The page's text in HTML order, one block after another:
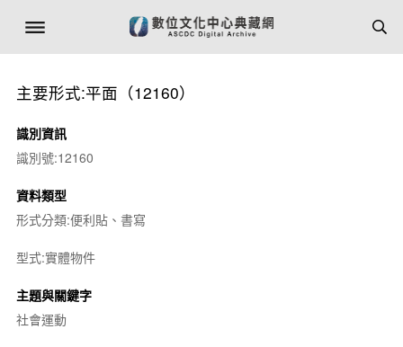
主要形式:平面（12160）
識別資訊
識別號:12160
資料類型
形式分類:便利貼、書寫
型式:實體物件
主題與關鍵字
社會運動